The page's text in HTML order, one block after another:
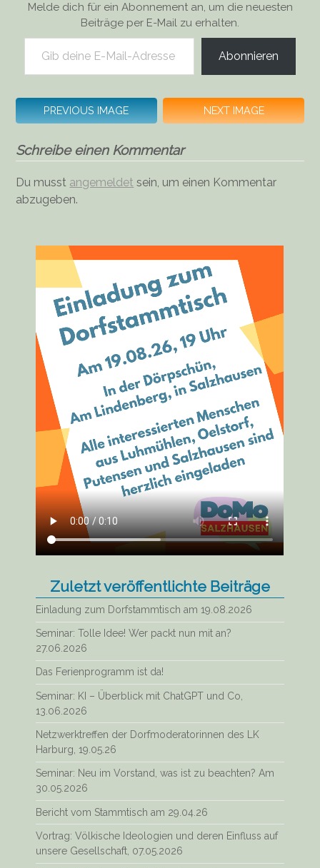
Melde dich für ein Abonnement an, um die neuesten
Beiträge per E-Mail zu erhalten.
Gib deine E-Mail-Adresse ein ...
Abonnieren
PREVIOUS IMAGE NEXT IMAGE
Schreibe einen Kommentar
Du musst angemeldet sein, um einen Kommentar
abzugeben.
Zuletzt veröffentlichte Beiträge
Einladung zum Dorfstammtisch am 19.08.2026
Seminar: Tolle Idee! Wer packt nun mit an?
27.06.2026
Das Ferienprogramm ist da!
Seminar: KI – Überblick mit ChatGPT und Co,
13.06.2026
Netzwerktreffen der Dorfmoderatorinnen des LK
Harburg, 19.05.26
Seminar: Neu im Vorstand, was ist zu beachten? Am
30.05.2026
Bericht vom Stammtisch am 29.04.26
Vortrag: Völkische Ideologien und deren Einfluss auf
unsere Gesellschaft, 07.05.2026